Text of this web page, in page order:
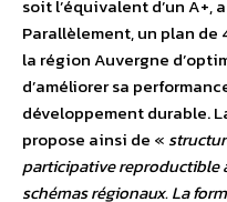
soit l’équivalent d’un
Parallèlement, un plan de
la région Auvergne
d’améliorer sa
développement durable.
propose ainsi de «
participative reproductible
schémas régionaux. La